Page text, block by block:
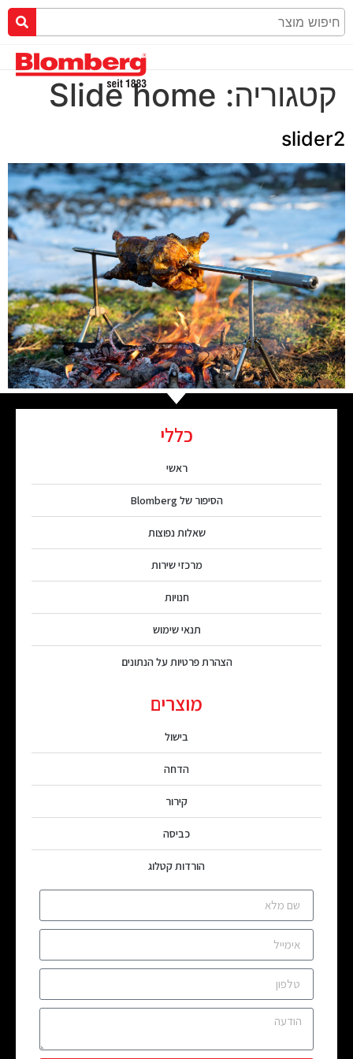
קטגוריה: Slide home
slider2
כללי
ראשי
הסיפור של Blomberg
שאלות נפוצות
מרכזי שירות
חנויות
תנאי שימוש
הצהרת פרטיות על הנתונים
מוצרים
בישול
הדחה
קירור
כביסה
הורדות קטלוג